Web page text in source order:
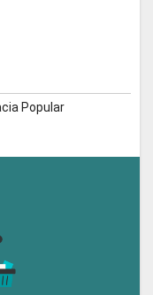
Popular